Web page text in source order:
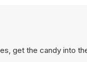
get the candy into